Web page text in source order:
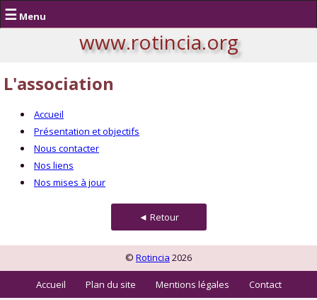
☰ Menu
www.rotincia.org
L'association
Accueil
Présentation et objectifs
Nous contacter
Nos liens
Nos mises à jour
◄ Retour
© Rotincia 2026
Accueil Plan du site Mentions légales Contact